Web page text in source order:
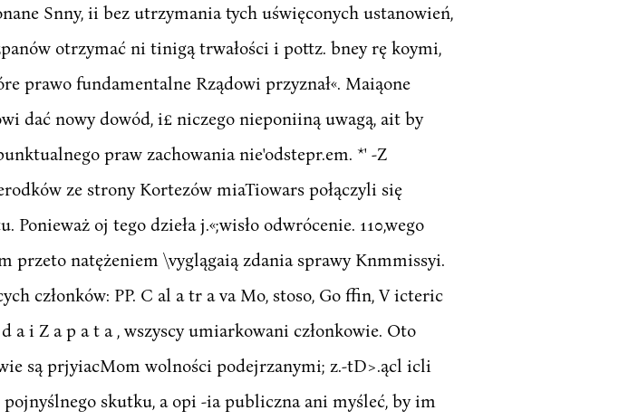
Snny, ii bez utrzymania tych uświęconych ustanowień,
otrzymać ni tinigą trwałości i pottz. bney rę koymi,
prawo fundamentalne Rządowi przyznał«. Maiąone
dać nowy dowód, i£ niczego nieponiiną uwagą, ait by
praw zachowania nie'odstepr.em. *' -Z
ze strony Kortezów miaTiowars połączyli się
oj tego dzieła j.«;wisło odwrócenie. 110,wego
przeto natężeniem \vyglągaią zdania sprawy Knmmissyi.
członków: PP. C al a tr a va Mo, stoso, Go ffin, V icteric
a i Z a p a t a , wszyscy umiarkowani członkowie. Oto
są prjyiacMom wolności podejrzanymi; z.-tD>.ącl icli
skutku, a opi -ia publiczna ani myśleć, by im